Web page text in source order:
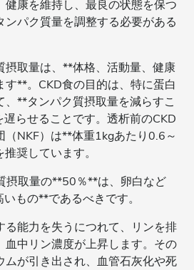
健康を維持し、最良の状態を保つ
ンパク質量を調整する必要がある
摂取量は、**体格、活動量、健康
す**。CKD食の目的は、特に蛋白
、**タンパク質摂取量を減らすこ
らせることです。透析前のCKD
（NKF）は**体重1kgあたり0.6～
奨しています。
摂取量の**50％**は、卵白など
もの**であるべきです。
る能力を失うにつれて、リンを排
血中リン濃度が上昇します。その
ムが引き出され、血管石灰化や死